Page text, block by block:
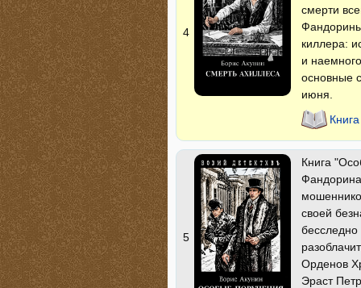
4
смерти
киллера:
и
основные
июня.
5
Книга
своей
бесследно
Орденов
Эраст